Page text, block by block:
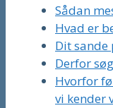
Sådan
Hvad er
Dit
Derfor
Hvorfor
vi kender